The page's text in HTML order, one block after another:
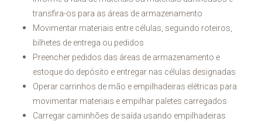
transfira-os para as áreas de armazenamento
Movimentar materiais entre células, seguindo roteiros,
bilhetes de entrega ou pedidos
Preencher pedidos das áreas de armazenamento e
estoque do depósito e entregar nas células designadas
Operar carrinhos de mão e empilhadeiras elétricas para
movimentar materiais e empilhar paletes carregados
Carregar caminhões de saída usando empilhadeiras